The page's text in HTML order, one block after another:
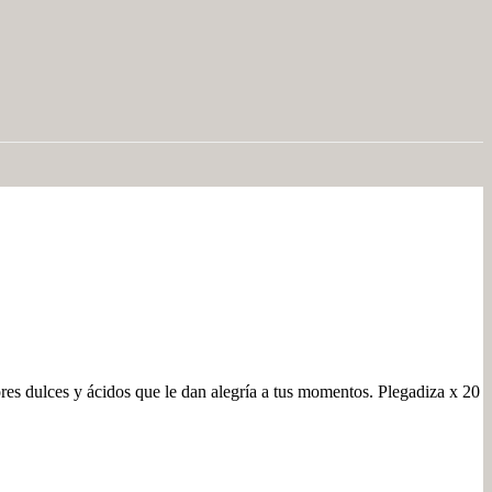
dulces y ácidos que le dan alegría a tus momentos. Plegadiza x 20